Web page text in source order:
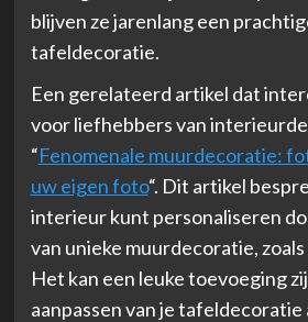
blijven ze jarenlang een
tafeldecoratie.
Een gerelateerd artikel dat
voor liefhebbers van
“Fenomenale muurdecoratie:
uw eigen foto“. Dit artikel
interieur kunt personaliseren
van unieke muurdecoratie, zoals
Het kan een leuke toevoeging
aanpassen van je tafeldecoratie